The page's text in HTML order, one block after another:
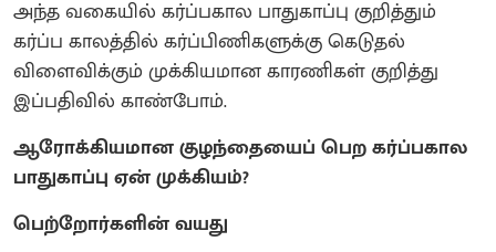
அந்த வகையில் கர்ப்பகால பாதுகாப்பு குறித்தும்
கர்ப்ப காலத்தில் கர்ப்பிணிகளுக்கு கெடுதல்
விளைவிக்கும் முக்கியமான காரணிகள் குறித்து
இப்பதிவில் காண்போம்.
ஆரோக்கியமான குழந்தையைப் பெற கர்ப்பகால
பாதுகாப்பு ஏன் முக்கியம்?
பெற்றோர்களின் வயது